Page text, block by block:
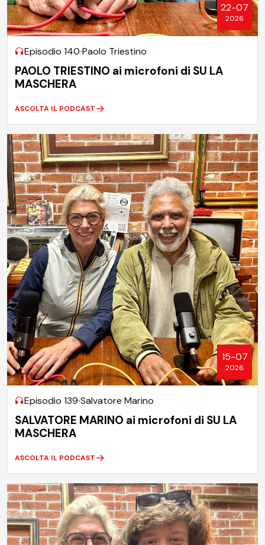
22-07
2026
Episodio 140 Paolo Triestino
PAOLO TRIESTINO ai microfoni di SU LA
MASCHERA
ASCOLTA IL PODCAST
15-07
2026
Episodio 139 Salvatore Marino
SALVATORE MARINO ai microfoni di SU LA
MASCHERA
ASCOLTA IL PODCAST